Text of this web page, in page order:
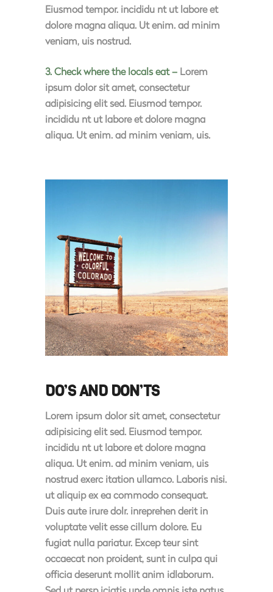
Eiusmod tempor. incididu nt ut labore et
dolore magna aliqua. Ut enim. ad minim
veniam, uis nostrud.
3. Check where the locals eat – Lorem
ipsum dolor sit amet, consectetur
adipisicing elit sed. Eiusmod tempor.
incididu nt ut labore et dolore magna
aliqua. Ut enim. ad minim veniam, uis.
DO’S AND DON’TS
Lorem ipsum dolor sit amet, consectetur
adipisicing elit sed. Eiusmod tempor.
incididu nt ut labore et dolore magna
aliqua. Ut enim. ad minim veniam, uis
nostrud exerc itation ullamco. Laboris nisi.
ut aliquip ex ea commodo consequat.
Duis aute irure dolr. inreprehen derit in
voluptate velit esse cillum dolore. Eu
fugiat nulla pariatur. Excep teur sint
occaecat non proident, sunt in culpa qui
officia deserunt mollit anim idlaborum.